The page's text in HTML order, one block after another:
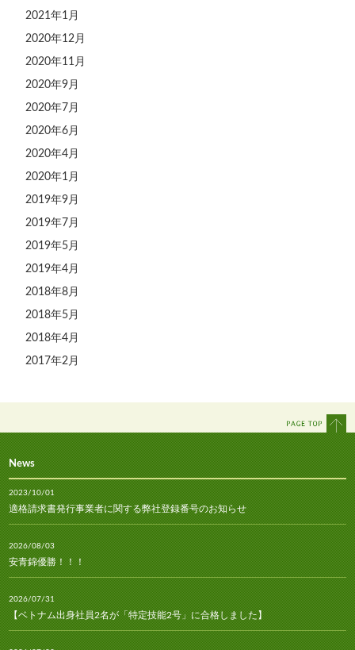
2021年1月
2020年12月
2020年11月
2020年9月
2020年7月
2020年6月
2020年4月
2020年1月
2019年9月
2019年7月
2019年5月
2019年4月
2018年8月
2018年5月
2018年4月
2017年2月
News
2023/10/01
適格請求書発行事業者に関する弊社登録番号のお知らせ
2026/08/03
安青錦優勝！！！
2026/07/31
【ベトナム出身社員2名が「特定技能2号」に合格しました】